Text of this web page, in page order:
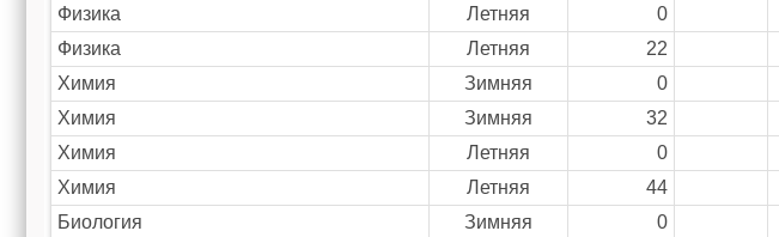
Физика
Летняя 0
Физика
Летняя 22
Химия
Зимняя 0
Химия
Зимняя 32
Химия
Летняя 0
Химия
Летняя 44
Биология
Зимняя 0